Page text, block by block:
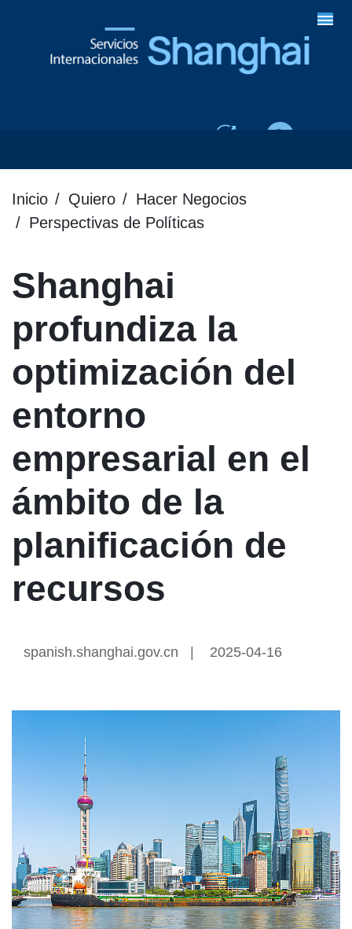
Inicio Quiero
Hacer Negocios
Perspectivas de Políticas
Shanghai
profundiza la
optimización del
entorno
empresarial en el
ámbito de la
planificación de
recursos
spanish.shanghai.gov.cn 2025-04-16